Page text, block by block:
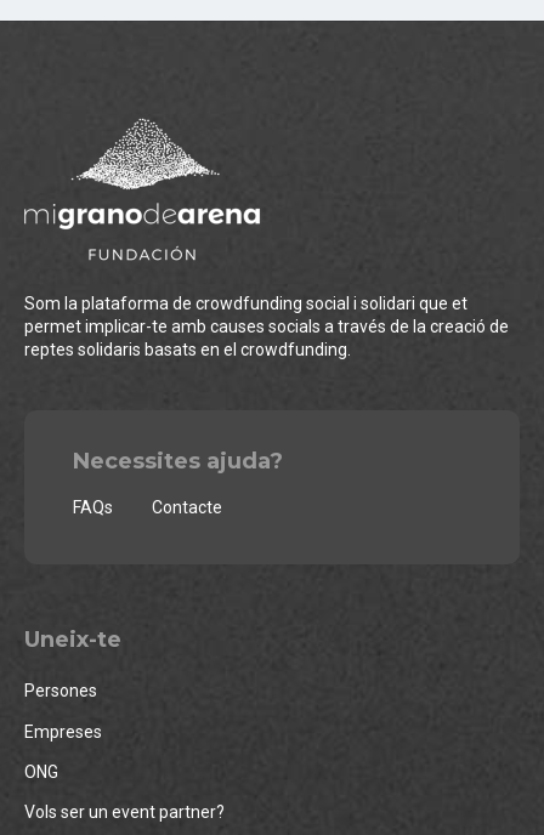
Som la plataforma de crowdfunding social i solidari que et
permet implicar-te amb causes socials a través de la creació de
reptes solidaris basats en el crowdfunding.
Necessites ajuda?
FAQs Contacte
Uneix-te
Persones
Empreses
ONG
Vols ser un event partner?